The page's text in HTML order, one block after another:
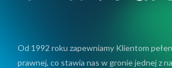
Od 1992 roku zapewniamy Klientom
prawnej, co stawia nas w gronie jednej z